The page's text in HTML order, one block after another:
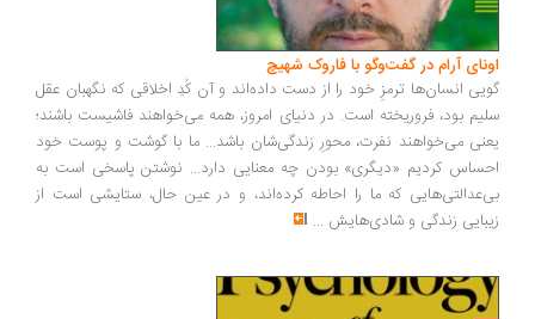
آرام در گفت‌وگو با فاروک شهیچ‭
انسان‌ها ترمزِ خود را از دست داده‌اند و آن کُدِ اخلاقی که نگهبان عقل
بود، فروریخته است. در دنیای امروز، همه می‌خواهند فاشیست باشند؛
می‌خواهند نفرت، محورِ زندگی‌شان باشد... ما با گوشت و پوست خود
کردیم «دیگری» بودن چه معنایی دارد... نوشتن پاسخی است به
که ما را احاطه کرده‌اند، و در عین حال، ستایشی است از
زندگی و شادی‌هایش...